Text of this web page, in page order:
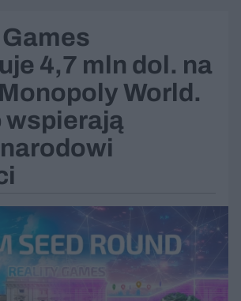
4,7 mln dol. na
World.
wspierają